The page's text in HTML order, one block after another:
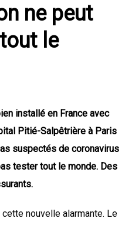
ne peut
le
installé en France avec
Pitié-Salpêtrière à Paris
suspectés de coronavirus
tester tout le monde. Des
nouvelle alarmante. Le